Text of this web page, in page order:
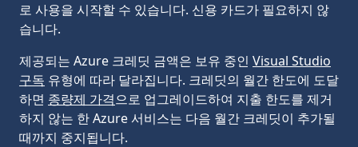
로 사용을 시작할 수 있습니다. 신용 카드가 필요하지 않
습니다.
제공되는 Azure 크레딧 금액은 보유 중인 Visual Studio
구독 유형에 따라 달라집니다. 크레딧의 월간 한도에 도달
하면 종량제 가격으로 업그레이드하여 지출 한도를 제거
하지 않는 한 Azure 서비스는 다음 월간 크레딧이 추가될
때까지 중지됩니다.